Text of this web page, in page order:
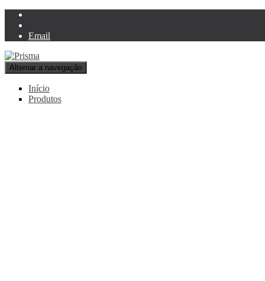
Email
Alternar a navegação
Início
Produtos